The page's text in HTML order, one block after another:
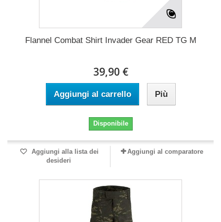
Flannel Combat Shirt Invader Gear RED TG M
39,90 €
Aggiungi al carrello Più
Disponibile
Aggiungi alla lista dei
desideri
Aggiungi al comparatore